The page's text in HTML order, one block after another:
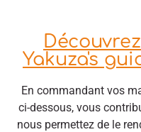
Yakuza's
En commandant vos
ci-dessous, vous
nous permettez de le